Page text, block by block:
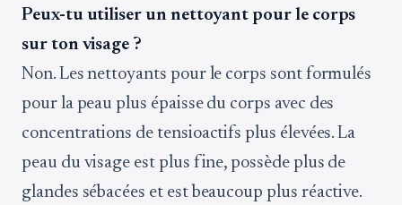
Peux-tu utiliser un nettoyant pour le corps
sur ton visage ?
Non. Les nettoyants pour le corps sont formulés
pour la peau plus épaisse du corps avec des
concentrations de tensioactifs plus élevées. La
peau du visage est plus fine, possède plus de
glandes sébacées et est beaucoup plus réactive.